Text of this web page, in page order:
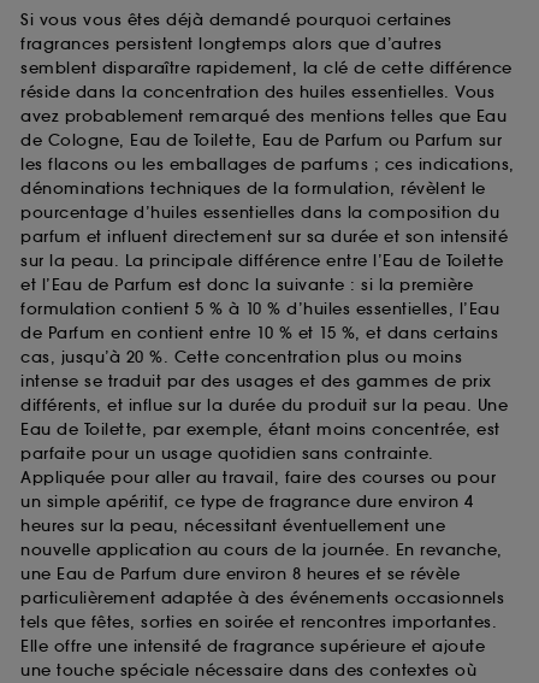
Si vous vous êtes déjà demandé pourquoi certaines
fragrances persistent longtemps alors que d’autres
semblent disparaître rapidement, la clé de cette différence
réside dans la concentration des huiles essentielles. Vous
avez probablement remarqué des mentions telles que Eau
de Cologne, Eau de Toilette, Eau de Parfum ou Parfum sur
les flacons ou les emballages de parfums ; ces indications,
dénominations techniques de la formulation, révèlent le
pourcentage d’huiles essentielles dans la composition du
parfum et influent directement sur sa durée et son intensité
sur la peau. La principale différence entre l’Eau de Toilette
et l’Eau de Parfum est donc la suivante : si la première
formulation contient 5 % à 10 % d’huiles essentielles, l’Eau
de Parfum en contient entre 10 % et 15 %, et dans certains
cas, jusqu’à 20 %. Cette concentration plus ou moins
intense se traduit par des usages et des gammes de prix
différents, et influe sur la durée du produit sur la peau. Une
Eau de Toilette, par exemple, étant moins concentrée, est
parfaite pour un usage quotidien sans contrainte.
Appliquée pour aller au travail, faire des courses ou pour
un simple apéritif, ce type de fragrance dure environ 4
heures sur la peau, nécessitant éventuellement une
nouvelle application au cours de la journée. En revanche,
une Eau de Parfum dure environ 8 heures et se révèle
particulièrement adaptée à des événements occasionnels
tels que fêtes, sorties en soirée et rencontres importantes.
Elle offre une intensité de fragrance supérieure et ajoute
une touche spéciale nécessaire dans des contextes où